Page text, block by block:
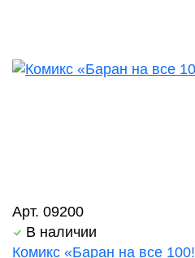
Арт. 09200
В наличии
Комикс «Баран на все